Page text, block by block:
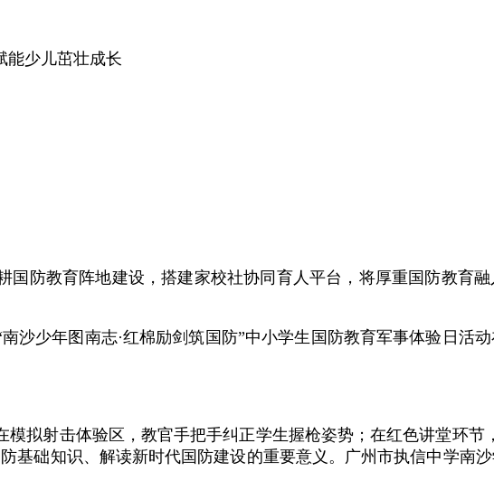
能少儿茁壮成长
国防教育阵地建设，搭建家校社协同育人平台，将厚重国防教育
沙少年图南志·红棉励剑筑国防”中小学生国防教育军事体验日活
拟射击体验区，教官手把手纠正学生握枪姿势；在红色讲堂环节
基础知识、解读新时代国防建设的重要意义。广州市执信中学南